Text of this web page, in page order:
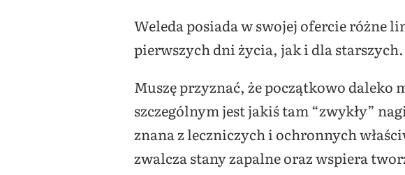
Weleda posiada w swojej ofercie różne
pierwszych dni życia, jak i dla
Muszę przyznać, że początkowo daleko
szczególnym jest jakiś tam “zwykły”
znana z leczniczych i ochronnych
zwalcza stany zapalne oraz wspiera